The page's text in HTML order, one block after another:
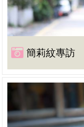
簡莉紋專訪